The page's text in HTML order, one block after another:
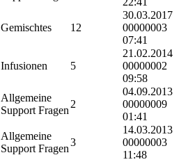
Gemischtes 12
30.03.2017
00000003
07:41
Infusionen 5
21.02.2014
00000002
09:58
Allgemeine
Support Fragen
2
04.09.2013
00000009
01:41
Allgemeine
Support Fragen
3
14.03.2013
00000003
11:48